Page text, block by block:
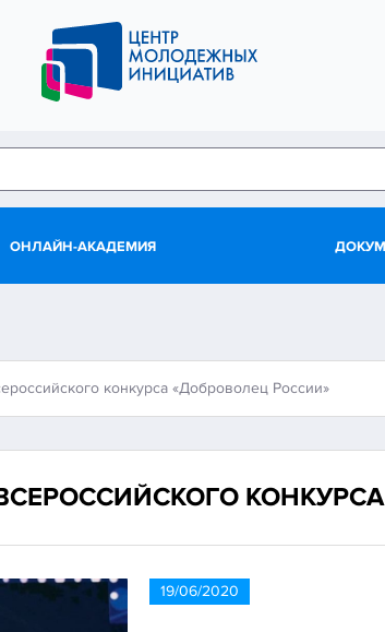
ОНЛАЙН-АКАДЕМИЯ
конкурса «Доброволец России»
19/06/2020